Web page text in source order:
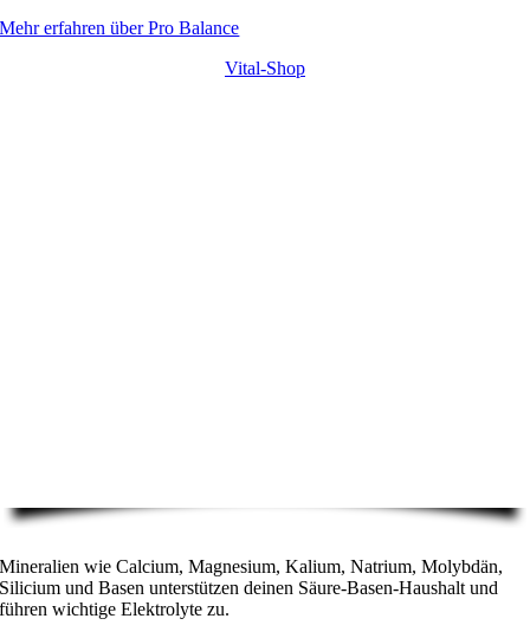
Mehr erfahren über Pro Balance
Vital-Shop
Mineralien wie Calcium, Magnesium, Kalium, Natrium, Molybdän,
Silicium und Basen unterstützen deinen Säure-Basen-Haushalt und
führen wichtige Elektrolyte zu.